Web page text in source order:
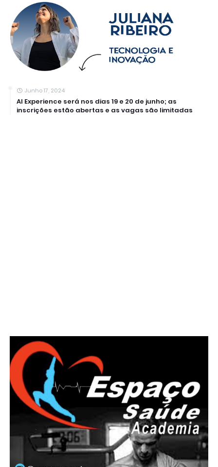
Junho 17, 2024
AI Experience será nos dias 19 e 20 de junho; as
inscrições estão abertas e as vagas são limitadas